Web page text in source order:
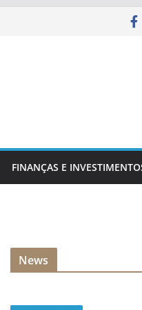
FINANÇAS E
News